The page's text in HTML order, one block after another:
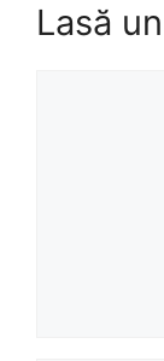
Lasă